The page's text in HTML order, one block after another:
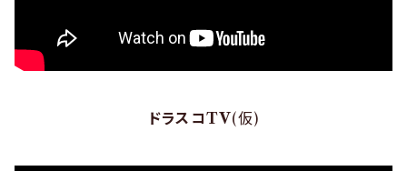
ドラスコTV(仮)